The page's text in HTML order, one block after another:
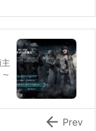
 Prev